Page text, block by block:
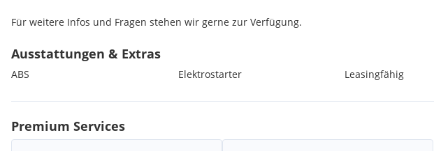
Für weitere Infos und Fragen stehen wir gerne zur Verfügung.
Ausstattungen & Extras
ABS Elektrostarter Leasingfähig
Premium Services